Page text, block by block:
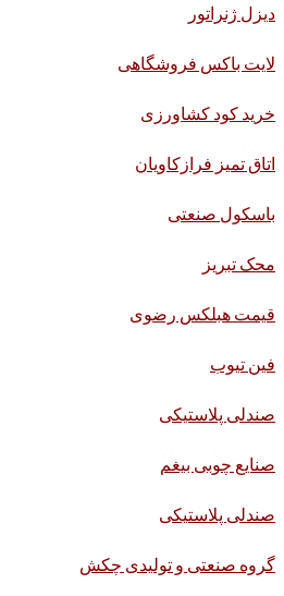
دیزل ژنراتور
لایت باکس فروشگاهی
خرید کود کشاورزی
اتاق تمیز فرازکاویان
باسکول صنعتی
محک تبریز
قیمت هبلکس رضوی
فین تیوب
صندلی پلاستیکی
صنایع چوبی بیغم
صندلی پلاستیکی
گروه صنعتی و تولیدی چکش